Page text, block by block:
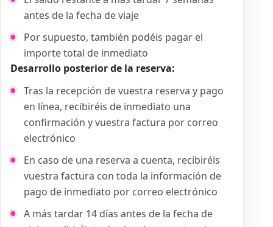
antes de la fecha de viaje
Por supuesto, también podéis pagar el
importe total de inmediato
Desarrollo posterior de la reserva:
Tras la recepción de vuestra reserva y pago
en línea, recibiréis de inmediato una
confirmación y vuestra factura por correo
electrónico
En caso de una reserva a cuenta, recibiréis
vuestra factura con toda la información de
pago de inmediato por correo electrónico
A más tardar 14 días antes de la fecha de